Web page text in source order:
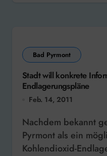
Bad Pyrmont
Stadt will konkrete
Endlagerungspläne
Feb. 14, 2011
Nachdem bekannt geworden ist, dass Bad
Pyrmont als ein
Kohlendioxid-